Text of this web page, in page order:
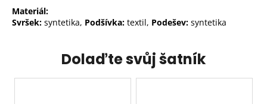
Materiál:
Svršek: syntetika, Podšívka: textil, Podešev: syntetika
Dolaďte svůj šatník